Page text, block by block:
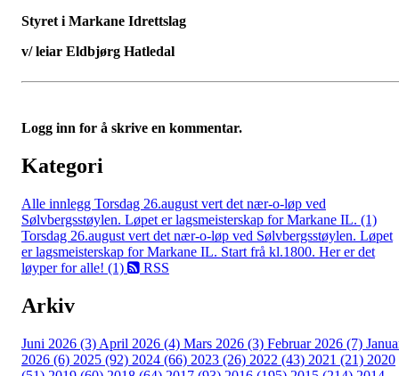
Styret i Markane Idrettslag
v/ leiar Eldbjørg Hatledal
Logg inn for å skrive en kommentar.
Kategori
Alle innlegg Torsdag 26.august vert det nær-o-løp ved
Sølvbergsstøylen. Løpet er lagsmeisterskap for Markane IL. (1)
Torsdag 26.august vert det nær-o-løp ved Sølvbergsstøylen. Løpet
er lagsmeisterskap for Markane IL. Start frå kl.1800. Her er det
løyper for alle! (1)
RSS
Arkiv
Juni 2026 (3) April 2026 (4) Mars 2026 (3) Februar 2026 (7)
2026 (6) 2025 (92) 2024 (66) 2023 (26) 2022 (43) 2021 (21) 2020